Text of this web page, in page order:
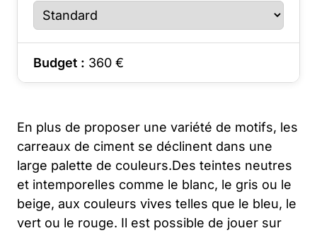
Budget : 360 €
En plus de proposer une variété de motifs, les
carreaux de ciment se déclinent dans une
large palette de couleurs.Des teintes neutres
et intemporelles comme le blanc, le gris ou le
beige, aux couleurs vives telles que le bleu, le
vert ou le rouge. Il est possible de jouer sur